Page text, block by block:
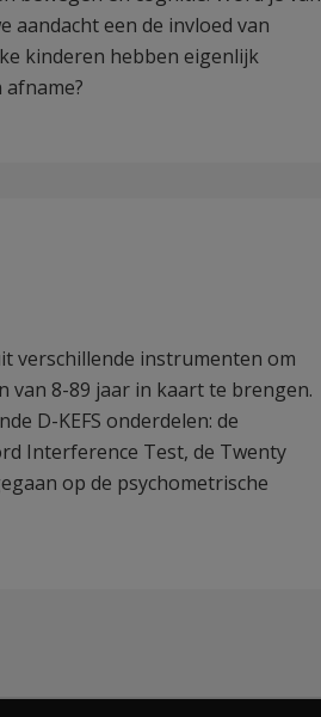
aandacht een de invloed van
kinderen hebben eigenlijk
verschillende instrumenten om
van 8-89 jaar in kaart te brengen.
D-KEFS onderdelen: de
Interference Test, de Twenty
op de psychometrische